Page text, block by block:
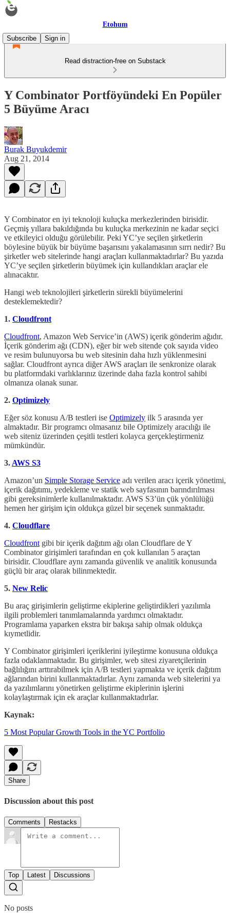
Etohum
Subscribe
Sign in
Read distraction-free on Substack
Y Combinator Portföyündeki En Popüler
5 Büyüme Aracı
Burak Buyukdemir
Aug 21, 2014
Y Combinator en iyi teknoloji kuluçka merkezlerinden birisidir.
Geçmiş yıllara bakıldığında bu kuluçka merkezinin ne kadar seçici
ve etkileyici olduğu görülebilir. Peki YC’ye seçilen şirketlerin
böylesine büyük bir büyüme başarısını yakalamasının sırrı nedir? Bu
şirketler web sitelerinde hangi araçları kullanmaktadırlar? Bu yazıda
YC’ye seçilen şirketlerin büyümek için kullandıkları araçlar ele
alınacaktır.
Hangi web teknolojileri şirketlerin sürekli büyümelerini
desteklemektedir?
1. Cloudfront
Cloudfront, Amazon Web Service’in (AWS) içerik gönderim ağıdır.
İçerik gönderim ağı (CDN), eğer bir web sitende çok sayıda video
ve resim bulunuyorsa bu web sitesinin daha hızlı yüklenmesini
sağlar. Cloudfront ayrıca diğer AWS araçları ile senkronize olarak
bu platformdaki varlıklarınız üzerinde daha fazla kontrol sahibi
olmanıza olanak sunar.
2. Optimizely
Eğer söz konusu A/B testleri ise Optimizely ilk 5 arasında yer
almaktadır. Bir programcı olmasanız bile Optimizely aracılığı ile
web siteniz üzerinden çeşitli testleri kolayca gerçekleştirmeniz
mümkündür.
3. AWS S3
Amazon’un Simple Storage Service adı verilen aracı içerik yönetimi,
içerik dağıtımı, yedekleme ve statik web sayfasının barındırılması
gibi gereksinimlerle kullanılmaktadır. AWS S3’ün çük yönlülüğü
hemen her girişim için oldukça güzel bir seçenek sunmaktadır.
4. Cloudflare
Cloudfront gibi bir içerik dağıtım ağı olan Cloudflare de Y
Combinator girişimleri tarafından en çok kullanılan 5 araçtan
birisidir. Cloudflare aynı zamanda güvenlik ve analitik konusunda
güçlü bir araç olarak bilinmektedir.
5. New Relic
Bu araç girişimlerin geliştirme ekiplerine geliştirdikleri yazılımla
ilgili problemleri tanımlamalarında yardımcı olmaktadır.
Programlama yaparken ekstra bir bakışa sahip olmak oldukça
kıymetlidir.
Y Combinator girişimleri içeriklerini iyileştirme konusuna oldukça
fazla odaklanmaktadır. Bu girişimler, web sitesi ziyaretçilerinin
bağlılığını arttırabilmek için A/B testleri yapmakta ve içerik dağıtım
ağlarından birini kullanmaktadırlar. Aynı zamanda web sitelerini ya
da yazılımlarını yönetirken geliştirme ekiplerinin işlerini
kolaylaştırmak için ek araçlar kullanmaktadırlar.
Kaynak:
5 Most Popular Growth Tools in the YC Portfolio
Share
Discussion about this post
Comments Restacks
Top Latest Discussions
No posts